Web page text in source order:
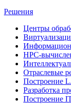
Решения
Центры
HPC-
Отраслевые
Построение
Разработка
Построение